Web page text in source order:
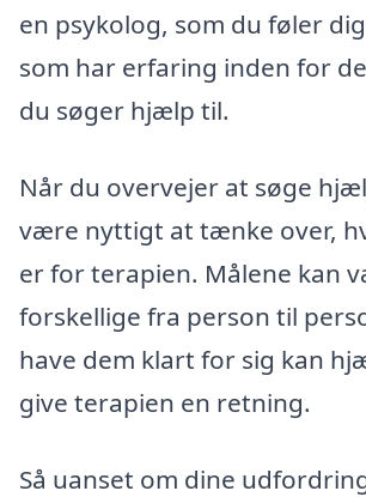
en psykolog, som du føler
som har erfaring inden for
du søger hjælp til.
Når du overvejer at søge
være nyttigt at tænke over,
er for terapien. Målene kan
forskellige fra person til
have dem klart for sig kan
give terapien en retning.
Så uanset om dine